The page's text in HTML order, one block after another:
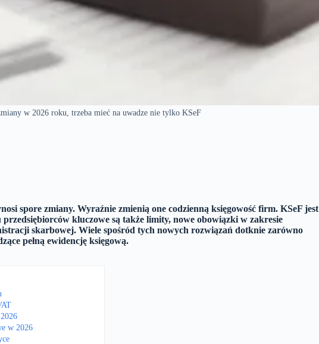
w 2026 roku, trzeba mieć na uwadze nie tylko KSeF
spore zmiany. Wyraźnie zmienią one codzienną księgowość firm. KSeF jest
kluczowe są także limity, nowe obowiązki w zakresie
skarbowej. Wiele spośród tych nowych rozwiązań dotknie zarówno
pełną ewidencję księgową.
w 2026